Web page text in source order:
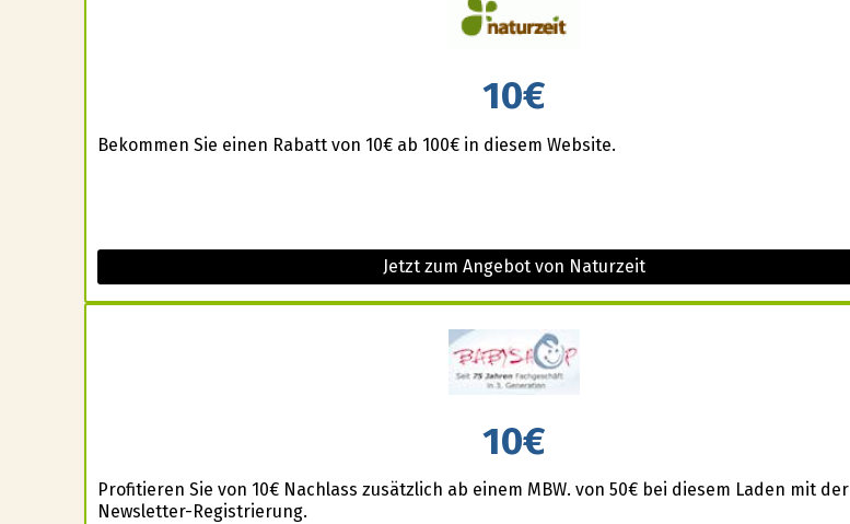
10€
Bekommen Sie einen Rabatt von 10€ ab 100€ in diesem Website.
Jetzt zum Angebot von Naturzeit
10€
Profitieren Sie von 10€ Nachlass zusätzlich ab einem MBW. von 50€ bei diesem Laden mit der
Newsletter-Registrierung.